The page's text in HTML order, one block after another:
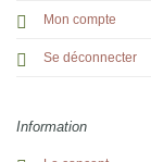
Mon compte
Se déconnecter
Information